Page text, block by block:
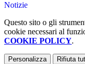
Notizie
Questo sito o gli
cookie necessari al
COOKIE POLICY.
Personalizza Rifiuta